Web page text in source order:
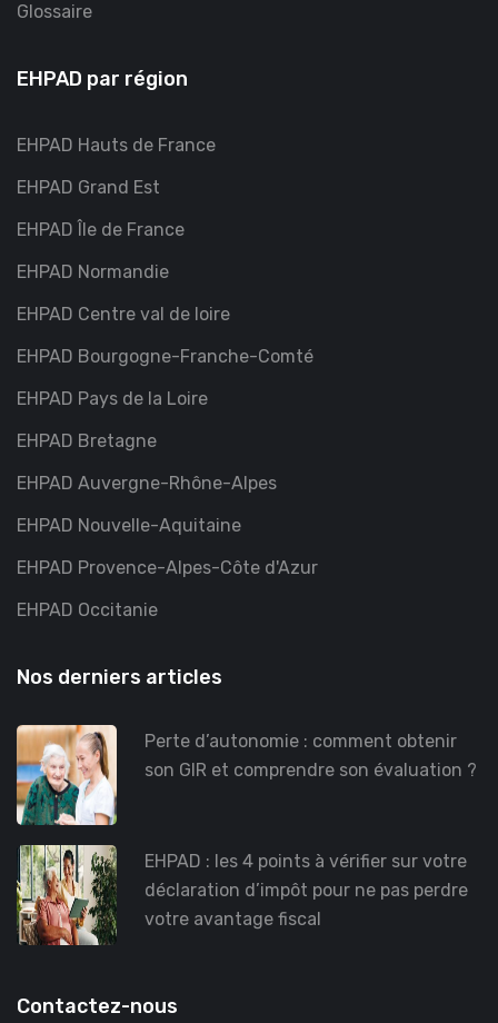
Glossaire
EHPAD par région
EHPAD Hauts de France
EHPAD Grand Est
EHPAD Île de France
EHPAD Normandie
EHPAD Centre val de loire
EHPAD Bourgogne-Franche-Comté
EHPAD Pays de la Loire
EHPAD Bretagne
EHPAD Auvergne-Rhône-Alpes
EHPAD Nouvelle-Aquitaine
EHPAD Provence-Alpes-Côte d'Azur
EHPAD Occitanie
Nos derniers articles
Perte d’autonomie : comment obtenir
son GIR et comprendre son évaluation ?
EHPAD : les 4 points à vérifier sur votre
déclaration d’impôt pour ne pas perdre
votre avantage fiscal
Contactez-nous